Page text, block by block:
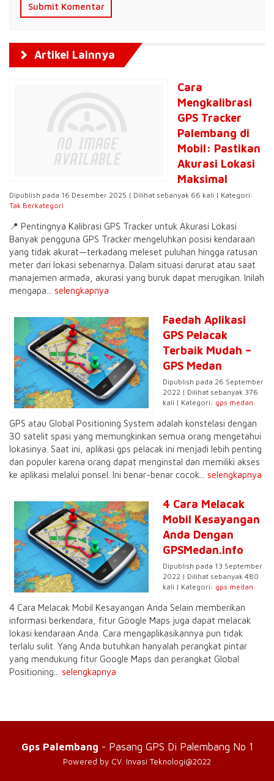
Artikel Lainnya
Cara
Mengkalibrasi
GPS Tracker
Palembang di
Mobil: Pastikan
Akurasi Lokasi
Maksimal
Dipublish pada 16 Desember 2025 | Dilihat sebanyak 66 kali | Kategori:
Tak Berkategori
📍 Pentingnya Kalibrasi GPS Tracker untuk Akurasi Lokasi
Banyak pengguna GPS Tracker mengeluhkan posisi kendaraan
yang tidak akurat—terkadang meleset puluhan hingga ratusan
meter dari lokasi sebenarnya. Dalam situasi darurat atau saat
manajemen armada, akurasi yang buruk dapat merugikan. Inilah
mengapa... selengkapnya
Faedah Aplikasi
GPS Pelacak
Terbaik Mudah –
GPS Medan
Dipublish pada 26 September
2022 | Dilihat sebanyak 376
kali | Kategori: gps medan
GPS atau Global Positioning System adalah konstelasi dengan
30 satelit spasi yang memungkinkan semua orang mengetahui
lokasinya. Saat ini, aplikasi gps pelacak ini menjadi lebih penting
dan populer karena orang dapat menginstal dan memiliki akses
ke aplikasi melalui ponsel. Ini benar-benar cocok... selengkapnya
4 Cara Melacak
Mobil Kesayangan
Anda Dengan
GPSMedan.info
Dipublish pada 13 September
2022 | Dilihat sebanyak 480
kali | Kategori: gps medan
4 Cara Melacak Mobil Kesayangan Anda Selain memberikan
informasi berkendara, fitur Google Maps juga dapat melacak
lokasi kendaraan Anda. Cara mengaplikasikannya pun tidak
terlalu sulit. Yang Anda butuhkan hanyalah perangkat pintar
yang mendukung fitur Google Maps dan perangkat Global
Positioning... selengkapnya
Gps Palembang - Pasang GPS Di Palembang No 1
Powered by CV. Invasi Teknologi@2022